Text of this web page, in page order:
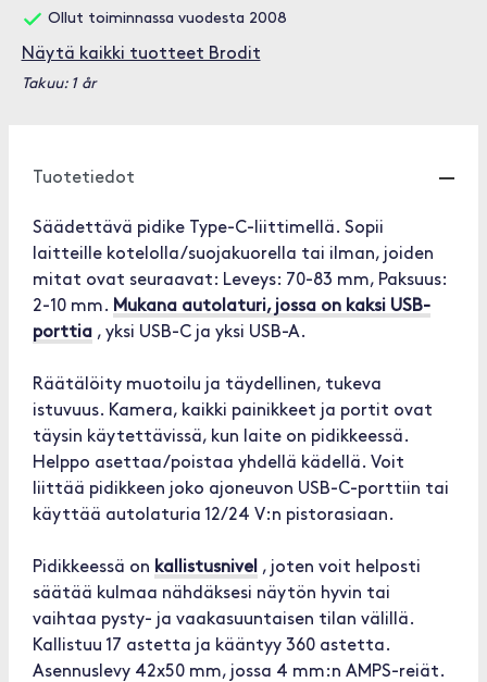
Ollut toiminnassa vuodesta 2008
Näytä kaikki tuotteet Brodit
Takuu: 1 år
Tuotetiedot
Säädettävä pidike Type-C-liittimellä. Sopii
laitteille kotelolla/suojakuorella tai ilman, joiden
mitat ovat seuraavat: Leveys: 70-83 mm, Paksuus:
2-10 mm. Mukana autolaturi, jossa on kaksi USB-
porttia , yksi USB-C ja yksi USB-A.
Räätälöity muotoilu ja täydellinen, tukeva
istuvuus. Kamera, kaikki painikkeet ja portit ovat
täysin käytettävissä, kun laite on pidikkeessä.
Helppo asettaa/poistaa yhdellä kädellä. Voit
liittää pidikkeen joko ajoneuvon USB-C-porttiin tai
käyttää autolaturia 12/24 V:n pistorasiaan.
Pidikkeessä on kallistusnivel , joten voit helposti
säätää kulmaa nähdäksesi näytön hyvin tai
vaihtaa pysty- ja vaakasuuntaisen tilan välillä.
Kallistuu 17 astetta ja kääntyy 360 astetta.
Asennuslevy 42x50 mm, jossa 4 mm:n AMPS-reiät.